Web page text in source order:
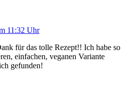
11:32 Uhr
für das tolle Rezept!! Ich habe so
einfachen, veganen Variante
gefunden!